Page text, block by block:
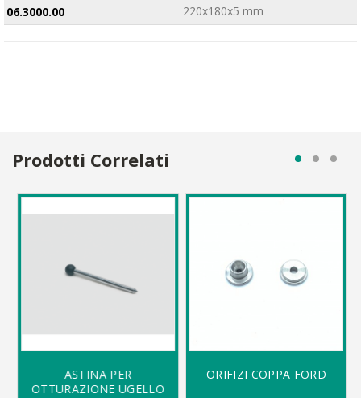
06.3000.00 220x180x5 mm
Prodotti Correlati
ASTINA PER
OTTURAZIONE UGELLO
ORIFIZI COPPA FORD